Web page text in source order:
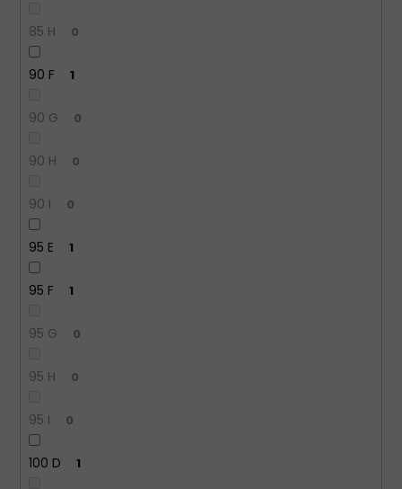
85 H 0
90 F 1
90 G 0
90 H 0
90 I 0
95 E 1
95 F 1
95 G 0
95 H 0
95 I 0
100 D 1